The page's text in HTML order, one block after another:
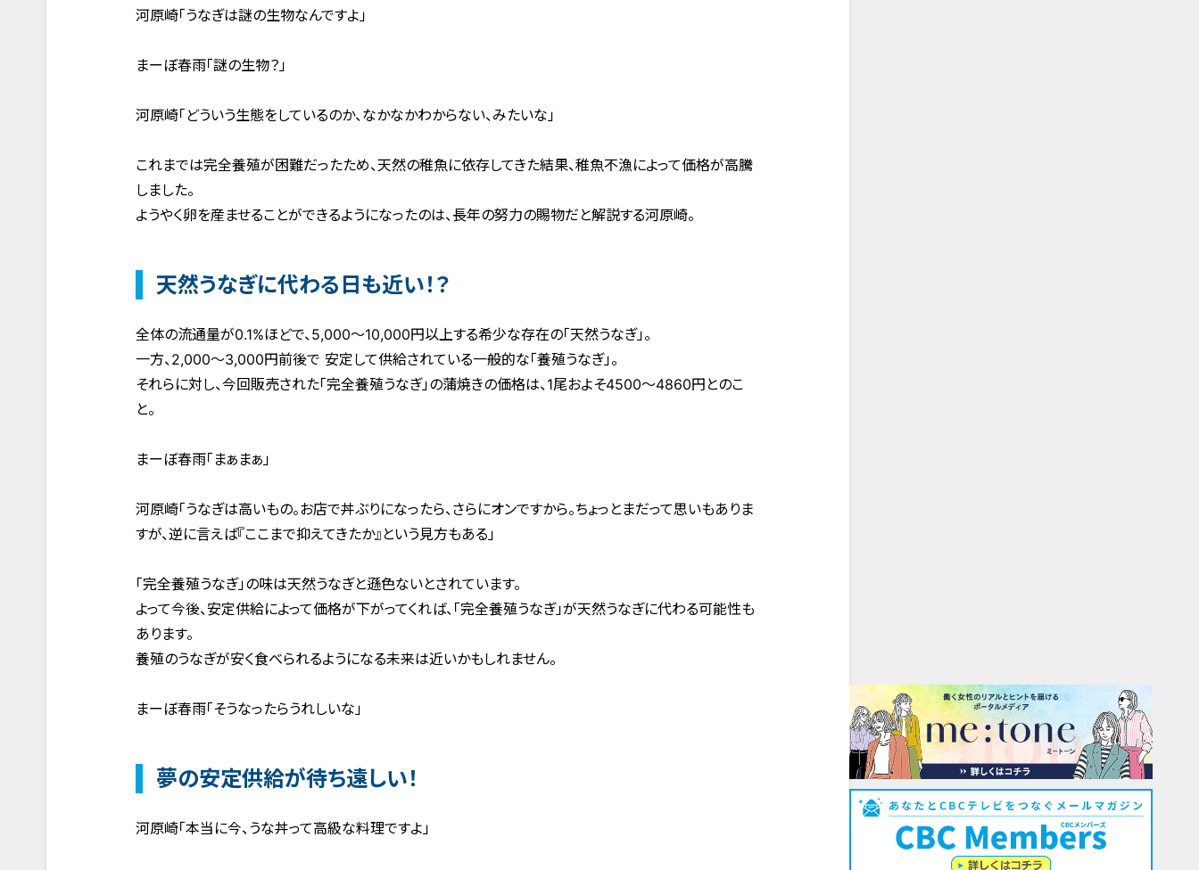
河原崎「うなぎは謎の生物なんですよ」
まーぼ春雨「謎の生物？」
河原崎「どういう生態をしているのか、なかなかわからない、みたいな」
これまでは完全養殖が困難だったため、天然の稚魚に依存してきた結果、稚魚不漁によって価格が高騰
しました。
ようやく卵を産ませることができるようになったのは、長年の努力の賜物だと解説する河原崎。
天然うなぎに代わる日も近い！？
全体の流通量が0.1%ほどで、5,000～10,000円以上する希少な存在の「天然うなぎ」。
一方、2,000～3,000円前後で 安定して供給されている一般的な「養殖うなぎ」。
それらに対し、今回販売された「完全養殖うなぎ」の蒲焼きの価格は、1尾およそ4500～4860円とのこ
と。
まーぼ春雨「まぁまぁ」
河原崎「うなぎは高いもの。お店で丼ぶりになったら、さらにオンですから。ちょっとまだって思いもありま
すが、逆に言えば『ここまで抑えてきたか』という見方もある」
「完全養殖うなぎ」の味は天然うなぎと遜色ないとされています。
よって今後、安定供給によって価格が下がってくれば、「完全養殖うなぎ」が天然うなぎに代わる可能性も
あります。
養殖のうなぎが安く食べられるようになる未来は近いかもしれません。
まーぼ春雨「そうなったらうれしいな」
夢の安定供給が待ち遠しい！
河原崎「本当に今、うな丼って高級な料理ですよ」